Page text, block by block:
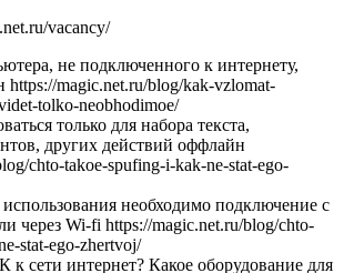
vacancy/
не подключенного к интернету,
https://magic.net.ru/blog/kak-vzlomat-
tolko-neobhodimoe/
только для набора текста,
других действий оффлайн
chto-takoe-spufing-i-kak-ne-stat-ego-
необходимо подключение с
через Wi-fi https://magic.net.ru/blog/chto-
stat-ego-zhertvoj/
сети интернет? Какое оборудование для